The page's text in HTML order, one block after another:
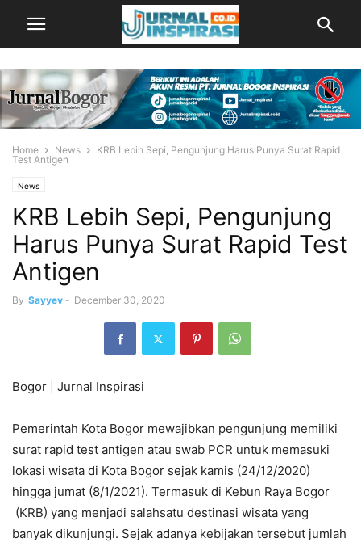
Home News
KRB Lebih Sepi, Pengunjung Harus Punya Surat Rapid
Test Antigen
News
KRB Lebih Sepi, Pengunjung
Harus Punya Surat Rapid Test
Antigen
By Sayyev - December 30, 2020
Bogor | Jurnal Inspirasi
Pemerintah Kota Bogor mewajibkan pengunjung memiliki
surat rapid test antigen atau swab PCR untuk memasuki
lokasi wisata di Kota Bogor sejak kamis (24/12/2020)
hingga jumat (8/1/2021). Termasuk di Kebun Raya Bogor
(KRB) yang menjadi salahsatu destinasi wisata yang
banyak dikunjungi. Sejak adanya kebijakan tersebut jumlah